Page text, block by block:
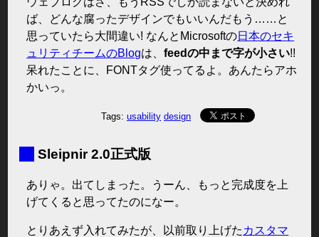
ば、どんな腐ったデザインでもいいんだもう……と
思っていたら大間違い! なんとMicrosoftの日本のセキ
ュリティチームのBlogは、feedの中まで字が小さい!!
呆れたことに、FONTタグ使ってるよ。あんたらアホ
かいっ。
Tags: usability design
Sleipnir 2.0正式版
ありゃ。出てしまった。うーん、もっと完成度を上
げてくると思ってたのになー。
とりあえず入れてみたが、以前取り上げた カスタマ